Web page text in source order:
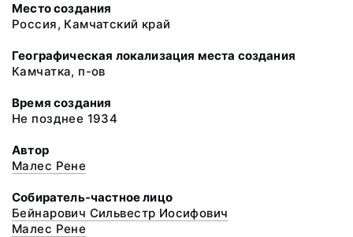
Место создания
Россия, Камчатский край
Географическая локализация места создания
Камчатка, п-ов
Время создания
Не позднее 1934
Автор
Малес Рене
Собиратель-частное лицо
Бейнарович Сильвестр Иосифович
Малес Рене